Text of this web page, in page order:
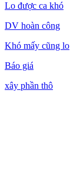
Lo được ca khó
DV hoàn công
Khó mấy cũng lo
Báo giá
xây phần thô